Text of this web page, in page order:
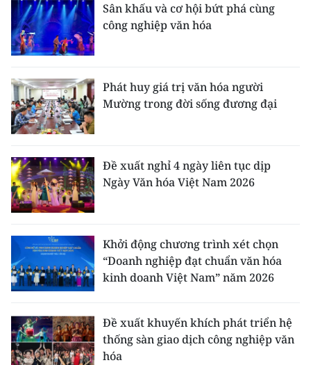
Sân khấu và cơ hội bứt phá cùng
công nghiệp văn hóa
Phát huy giá trị văn hóa người
Mường trong đời sống đương đại
Đề xuất nghỉ 4 ngày liên tục dịp
Ngày Văn hóa Việt Nam 2026
Khởi động chương trình xét chọn
“Doanh nghiệp đạt chuẩn văn hóa
kinh doanh Việt Nam” năm 2026
Đề xuất khuyến khích phát triển hệ
thống sàn giao dịch công nghiệp văn
hóa